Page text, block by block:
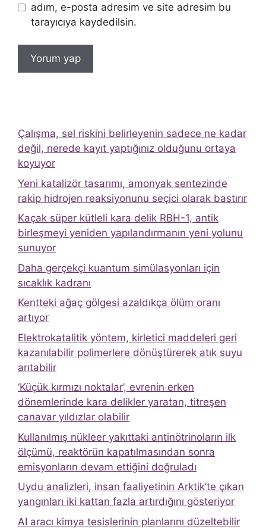
adım, e-posta adresim ve site adresim bu
tarayıcıya kaydedilsin.
Çalışma, sel riskini belirleyenin sadece ne kadar
değil, nerede kayıt yaptığınız olduğunu ortaya
koyuyor
Yeni katalizör tasarımı, amonyak sentezinde
rakip hidrojen reaksiyonunu seçici olarak bastırır
Kaçak süper kütleli kara delik RBH-1, antik
birleşmeyi yeniden yapılandırmanın yeni yolunu
sunuyor
Daha gerçekçi kuantum simülasyonları için
sıcaklık kadranı
Kentteki ağaç gölgesi azaldıkça ölüm oranı
artıyor
Elektrokatalitik yöntem, kirletici maddeleri geri
kazanılabilir polimerlere dönüştürerek atık suyu
arıtabilir
‘Küçük kırmızı noktalar’, evrenin erken
dönemlerinde kara delikler yaratan, titreşen
canavar yıldızlar olabilir
Kullanılmış nükleer yakıttaki antinötrinoların ilk
ölçümü, reaktörün kapatılmasından sonra
emisyonların devam ettiğini doğruladı
Uydu analizleri, insan faaliyetinin Arktik’te çıkan
yangınları iki kattan fazla artırdığını gösteriyor
AI aracı kimya tesislerinin planlarını düzeltebilir